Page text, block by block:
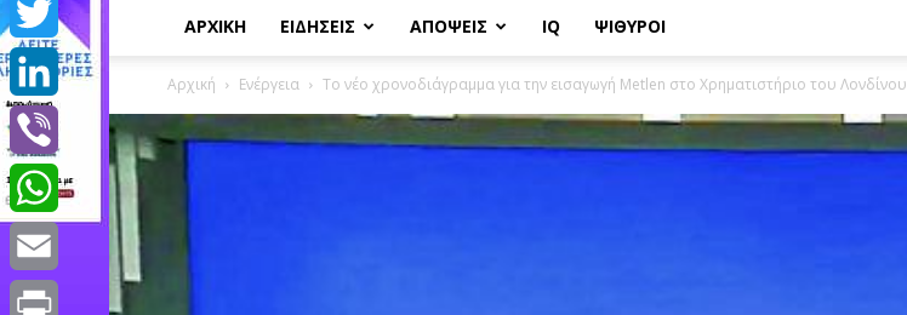
ΑΡΧΙΚΗ ΕΙΔΗΣΕΙΣ ΑΠΟΨΕΙΣ IQ ΨΙΘΥΡΟΙ
Αρχική Ενέργεια To νέο χρονοδιάγραμμα για την εισαγωγή Metlen στο Χρηματιστήριο του Λονδίνου
Twitter
LinkedIn
Viber
WhatsApp
Email